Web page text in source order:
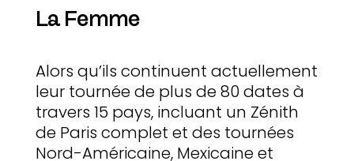
La Femme
Alors qu’ils continuent actuellement
leur tournée de plus de 80 dates à
travers 15 pays, incluant un Zénith
de Paris complet et des tournées
Nord-Américaine, Mexicaine et